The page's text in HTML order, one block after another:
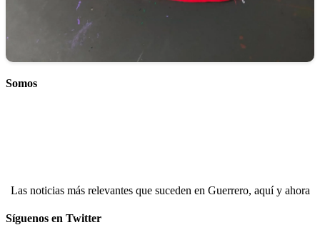
Somos
Las noticias más relevantes que suceden en Guerrero, aquí y ahora
Síguenos en Twitter